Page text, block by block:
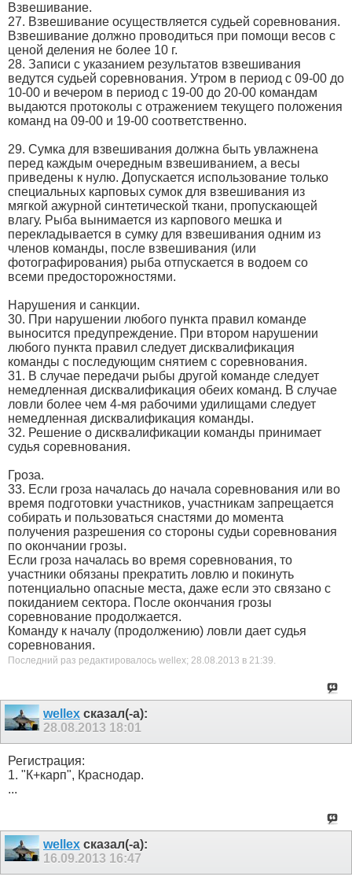
Взвешивание.
27. Взвешивание осуществляется судьей соревнования.
Взвешивание должно проводиться при помощи весов с
ценой деления не более 10 г.
28. Записи с указанием результатов взвешивания
ведутся судьей соревнования. Утром в период с 09-00 до
10-00 и вечером в период с 19-00 до 20-00 командам
выдаются протоколы с отражением текущего положения
команд на 09-00 и 19-00 соответственно.
29. Сумка для взвешивания должна быть увлажнена
перед каждым очередным взвешиванием, а весы
приведены к нулю. Допускается использование только
специальных карповых сумок для взвешивания из
мягкой ажурной синтетической ткани, пропускающей
влагу. Рыба вынимается из карпового мешка и
перекладывается в сумку для взвешивания одним из
членов команды, после взвешивания (или
фотографирования) рыба отпускается в водоем со
всеми предосторожностями.
Нарушения и санкции.
30. При нарушении любого пункта правил команде
выносится предупреждение. При втором нарушении
любого пункта правил следует дисквалификация
команды с последующим снятием с соревнования.
31. В случае передачи рыбы другой команде следует
немедленная дисквалификация обеих команд. В случае
ловли более чем 4-мя рабочими удилищами следует
немедленная дисквалификация команды.
32. Решение о дисквалификации команды принимает
судья соревнования.
Гроза.
33. Если гроза началась до начала соревнования или во
время подготовки участников, участникам запрещается
собирать и пользоваться снастями до момента
получения разрешения со стороны судьи соревнования
по окончании грозы.
Если гроза началась во время соревнования, то
участники обязаны прекратить ловлю и покинуть
потенциально опасные места, даже если это связано с
покиданием сектора. После окончания грозы
соревнование продолжается.
Команду к началу (продолжению) ловли дает судья
соревнования.
Последний раз редактировалось wellex; 28.08.2013 в 21:39.
wellex сказал(-а):
28.08.2013 18:01
Регистрация:
1. "К+карп", Краснодар.
...
wellex сказал(-а):
16.09.2013 16:47